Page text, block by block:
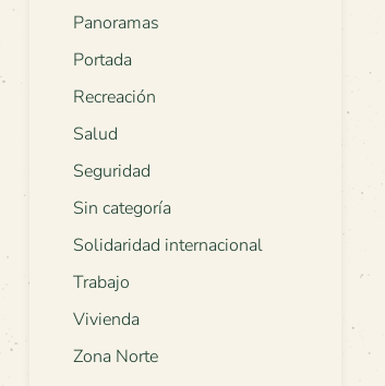
Panoramas
Portada
Recreación
Salud
Seguridad
Sin categoría
Solidaridad internacional
Trabajo
Vivienda
Zona Norte